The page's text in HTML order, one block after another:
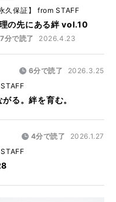
永久保証】 from STAFF
の先にある絆 vol.10
7分で読了 2026.4.23
6分で読了
2026.3.25
る。絆を育む。
4分で読了
2026.1.27